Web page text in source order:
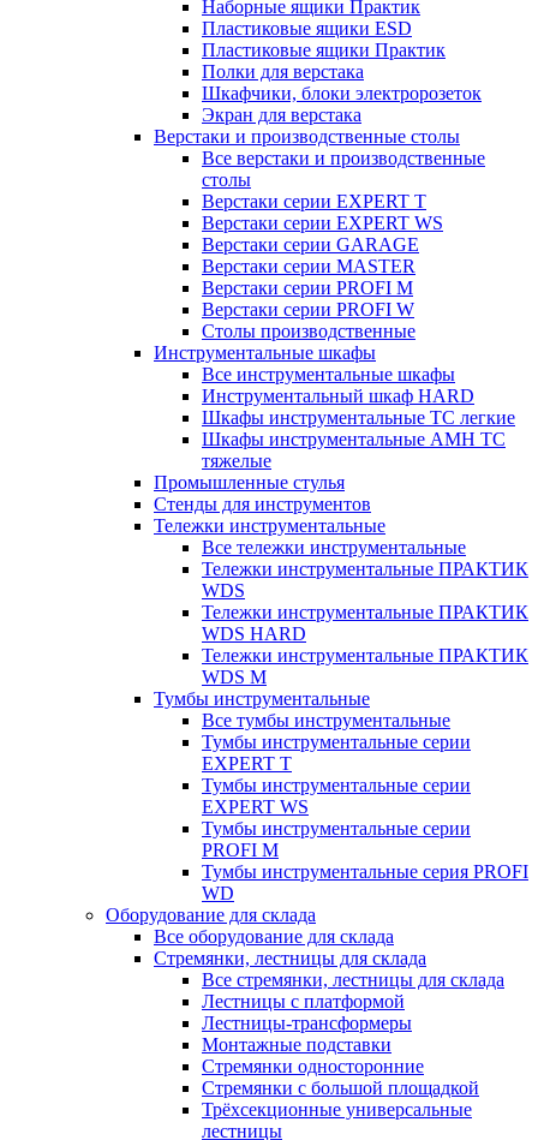
Наборные ящики Практик
Пластиковые ящики ESD
Пластиковые ящики Практик
Полки для верстака
Шкафчики, блоки электророзеток
Экран для верстака
Верстаки и производственные столы
Все верстаки и производственные
столы
Верстаки серии EXPERT T
Верстаки серии EXPERT WS
Верстаки серии GARAGE
Верстаки серии MASTER
Верстаки серии PROFI M
Верстаки серии PROFI W
Столы производственные
Инструментальные шкафы
Все инструментальные шкафы
Инструментальный шкаф HARD
Шкафы инструментальные ТС легкие
Шкафы инструментальные AMH TC
тяжелые
Промышленные стулья
Стенды для инструментов
Тележки инструментальные
Все тележки инструментальные
Тележки инструментальные ПРАКТИК
WDS
Тележки инструментальные ПРАКТИК
WDS HARD
Тележки инструментальные ПРАКТИК
WDS M
Тумбы инструментальные
Все тумбы инструментальные
Тумбы инструментальные серии
EXPERT T
Тумбы инструментальные серии
EXPERT WS
Тумбы инструментальные серии
PROFI M
Тумбы инструментальные серия PROFI
WD
Оборудование для склада
Все оборудование для склада
Стремянки, лестницы для склада
Все стремянки, лестницы для склада
Лестницы с платформой
Лестницы-трансформеры
Монтажные подставки
Стремянки односторонние
Стремянки с большой площадкой
Трёхсекционные универсальные
лестницы